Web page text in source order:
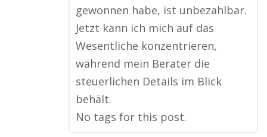
gewonnen habe, ist unbezahlbar.
Jetzt kann ich mich auf das
Wesentliche konzentrieren,
während mein Berater die
steuerlichen Details im Blick
behält.
No tags for this post.